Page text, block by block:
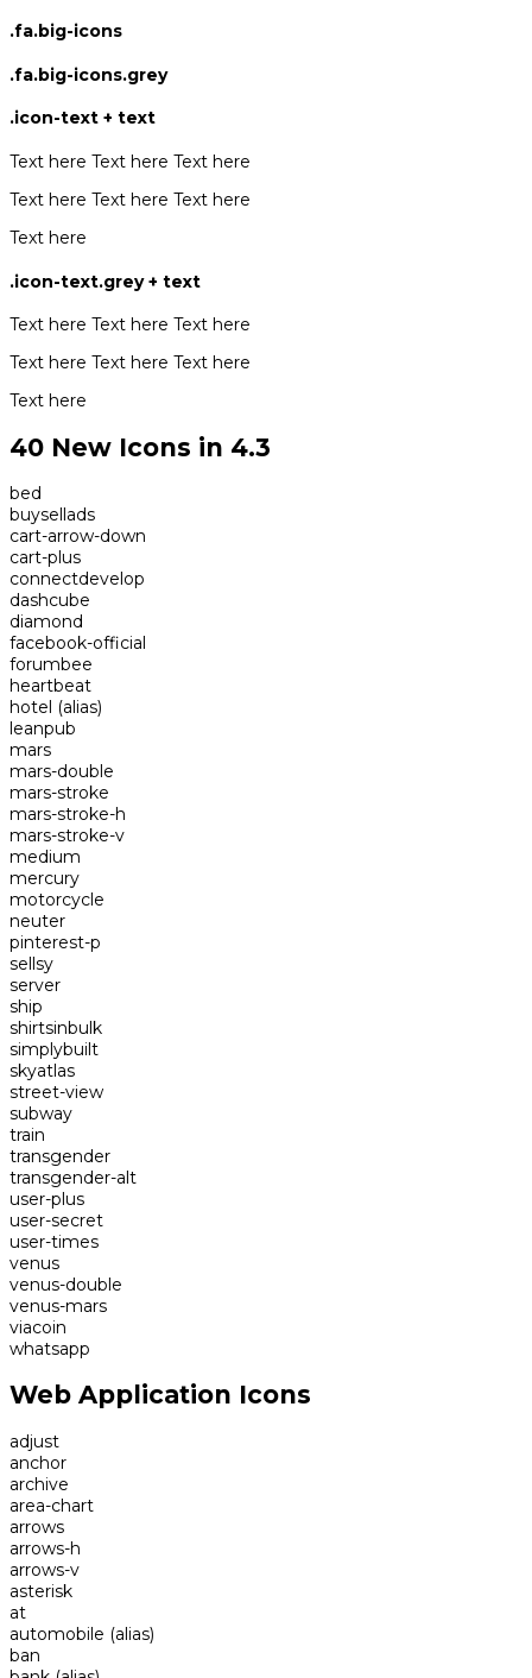
.fa.big-icons
.fa.big-icons.grey
.icon-text + text
Text here Text here Text here
Text here Text here Text here
Text here
.icon-text.grey + text
Text here Text here Text here
Text here Text here Text here
Text here
40 New Icons in 4.3
bed
buysellads
cart-arrow-down
cart-plus
connectdevelop
dashcube
diamond
facebook-official
forumbee
heartbeat
hotel (alias)
leanpub
mars
mars-double
mars-stroke
mars-stroke-h
mars-stroke-v
medium
mercury
motorcycle
neuter
pinterest-p
sellsy
server
ship
shirtsinbulk
simplybuilt
skyatlas
street-view
subway
train
transgender
transgender-alt
user-plus
user-secret
user-times
venus
venus-double
venus-mars
viacoin
whatsapp
Web Application Icons
adjust
anchor
archive
area-chart
arrows
arrows-h
arrows-v
asterisk
at
automobile (alias)
ban